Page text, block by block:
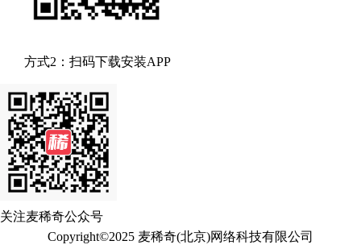
方式2：扫码下载安装APP
关注麦稀奇公众号
Copyright©2025 麦稀奇(北京)网络科技有限公司